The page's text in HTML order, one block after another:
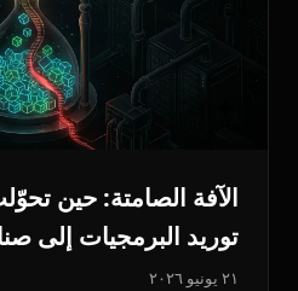
الآفة الصامتة: حين
توريد البرمجيات إلى
٢١ يونيو ٢٠٢٦